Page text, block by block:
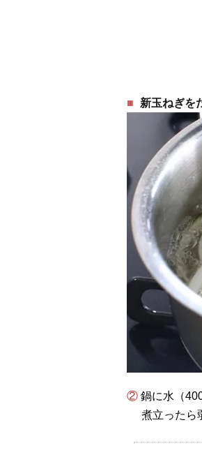
新玉ねぎを
② 鍋に水（
煮立ったら